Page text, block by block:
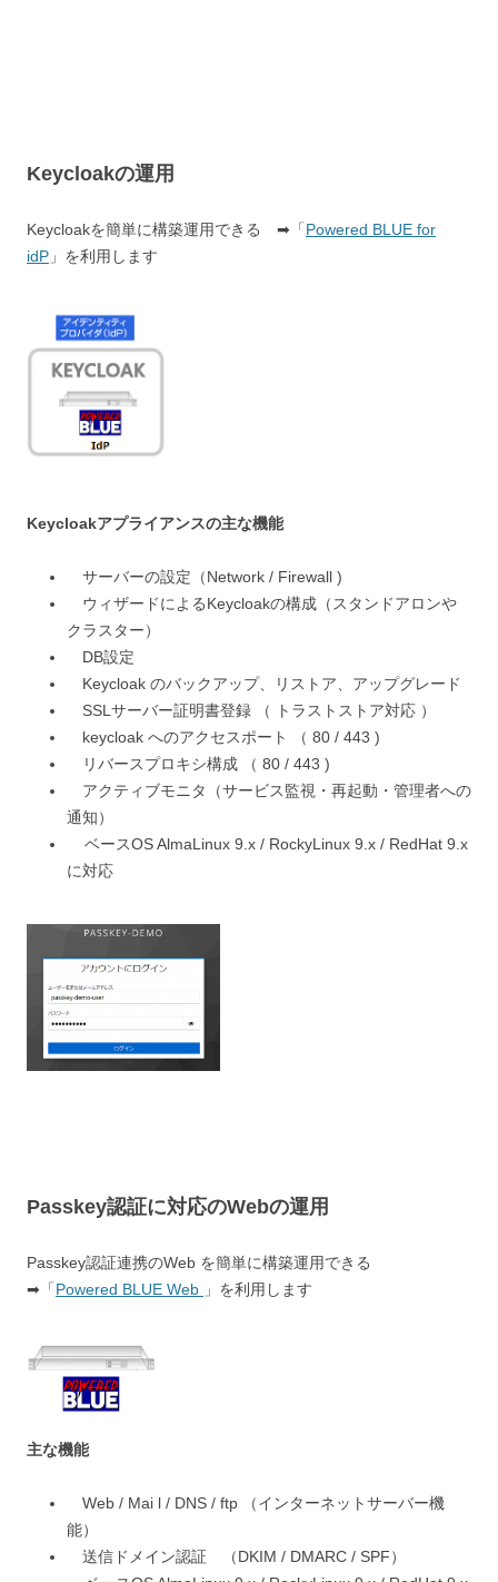
Keycloakの運用
Keycloakを簡単に構築運用できる ➡「Powered BLUE for
idP 」を利用します
Keycloakアプライアンスの主な機能
サーバーの設定（Network / Firewall )
ウィザードによるKeycloakの構成（スタンドアロンや
クラスター）
DB設定
Keycloak のバックアップ、リストア、アップグレード
SSLサーバー証明書登録 （ トラストストア対応 ）
keycloak へのアクセスポート （ 80 / 443 )
リバースプロキシ構成 （ 80 / 443 )
アクティブモニタ（サービス監視・再起動・管理者への
通知）
ベースOS AlmaLinux 9.x / RockyLinux 9.x / RedHat 9.x
に対応
Passkey認証に対応のWebの運用
Passkey認証連携のWeb を簡単に構築運用できる
➡「Powered BLUE Web 」を利用します
主な機能
Web / Mai l / DNS / ftp （インターネットサーバー機
能）
送信ドメイン認証 （DKIM / DMARC / SPF）